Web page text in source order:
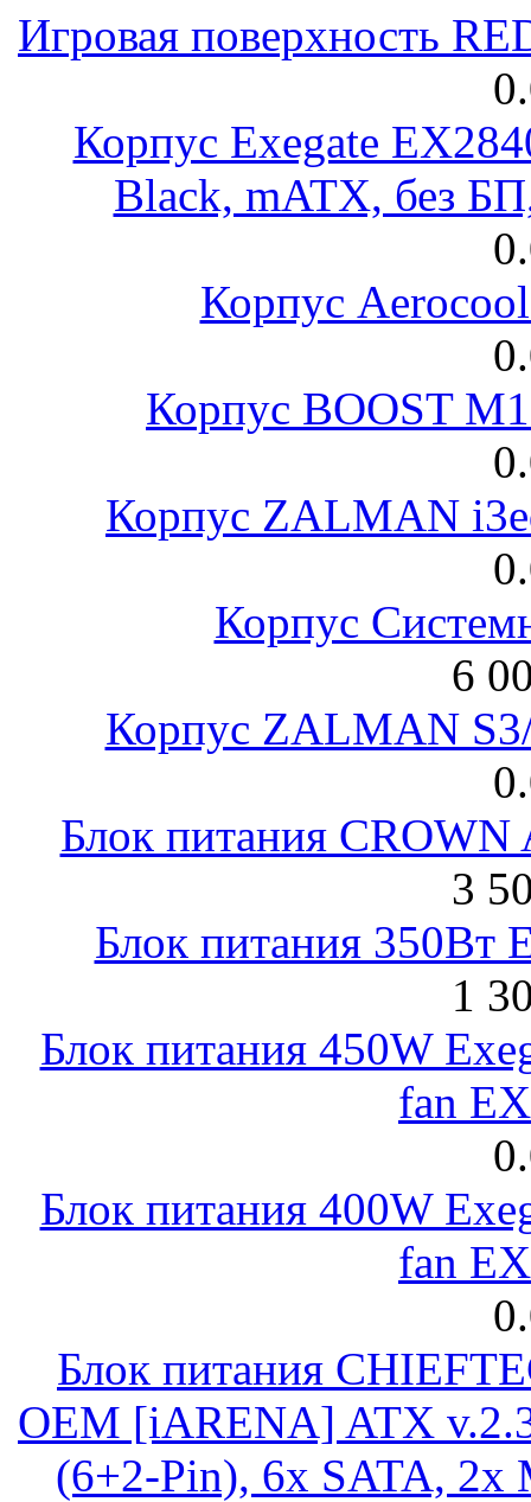
Игровая поверхность
Корпус Exegate
Black, mATX, без
Корпус
Корпус BOOST
Корпус ZALMAN
Корпус
6
Корпус ZALMAN
Блок питания
3
Блок питания 350Вт
1
Блок питания 450W
fan
Блок питания 400W
fan
Блок питания
OEM [iARENA] ATX
(6+2-Pin), 6x SATA, 2x